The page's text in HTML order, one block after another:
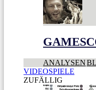
ANALYSEN
VIDEOSPIELE
ZUFÄLLIG